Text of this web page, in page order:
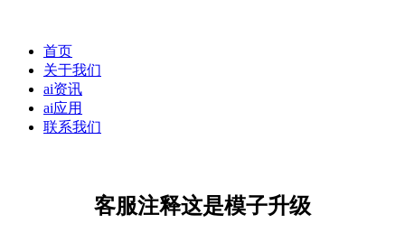
首页
关于我们
ai资讯
ai应用
联系我们
客服注释这是模子升级